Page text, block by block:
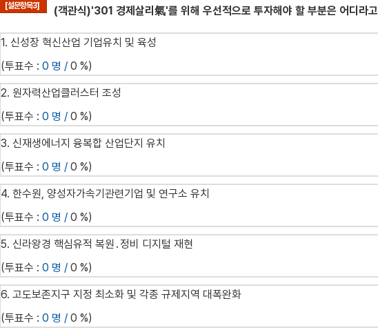
[설문항목3] (객관식)'301 경제살리氣'를 위해 우선적으로 투자해야 할 부분은 어디라
1. 신성장 혁신산업 기업유치 및 육성
(투표수 : 0 명 /0 %)
2. 원자력산업클러스터 조성
(투표수 : 0 명 /0 %)
3. 신재생에너지 융복합 산업단지 유치
(투표수 : 0 명 /0 %)
4. 한수원, 양성자가속기관련기업 및 연구소 유치
(투표수 : 0 명 /0 %)
5. 신라왕경 핵심유적 복원․정비 디지털 재현
(투표수 : 0 명 /0 %)
6. 고도보존지구 지정 최소화 및 각종 규제지역 대폭완화
(투표수 : 0 명 /0 %)